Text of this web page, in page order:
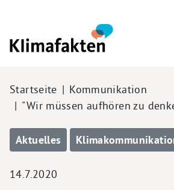
Pfadnavigation
Startseite
Kommunikation
"Wir müssen aufhören zu
Aktuelles
14.7.2020